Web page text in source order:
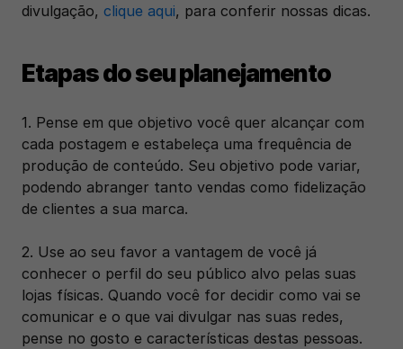
divulgação, clique aqui, para conferir nossas dicas.
Etapas do seu planejamento
1. Pense em que objetivo você quer alcançar com
cada postagem e estabeleça uma frequência de
produção de conteúdo. Seu objetivo pode variar,
podendo abranger tanto vendas como fidelização
de clientes a sua marca.
2. Use ao seu favor a vantagem de você já
conhecer o perfil do seu público alvo pelas suas
lojas físicas. Quando você for decidir como vai se
comunicar e o que vai divulgar nas suas redes,
pense no gosto e características destas pessoas.